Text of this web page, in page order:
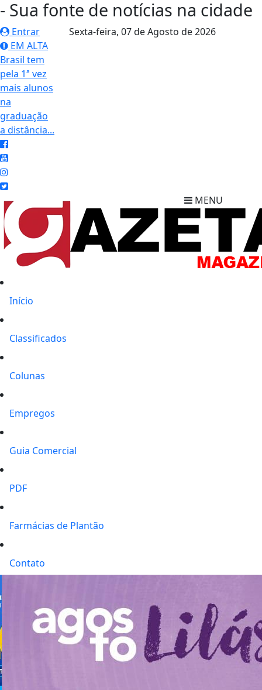
- Sua fonte de notícias na cidade
Entrar
EM ALTA
Brasil tem
pela 1ª vez
mais alunos
na
graduação
a distância...
Sexta-feira, 07 de Agosto de 2026
MENU
Início
Classificados
Colunas
Empregos
Guia Comercial
PDF
Farmácias de Plantão
Contato